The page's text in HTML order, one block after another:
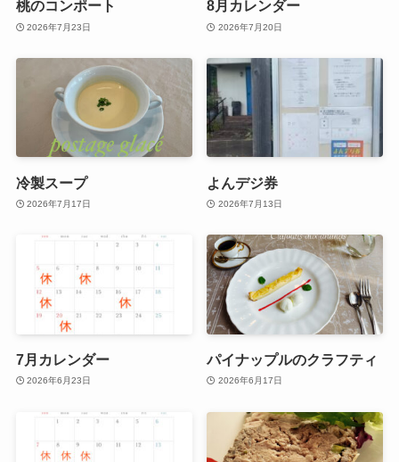
桃のコンポート
2026年7月23日
8月カレンダー
2026年7月20日
冷製スープ
2026年7月17日
よんデジ券
2026年7月13日
7月カレンダー
2026年6月23日
パイナップルのクラフティ
2026年6月17日